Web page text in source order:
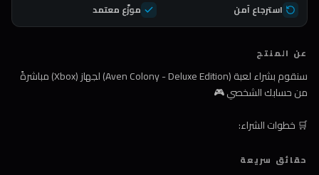
استرجاع آمن
موزّع معتمد
عن المنتج
سنقوم بشراء لعبة (Aven Colony - Deluxe Edition) لجهاز (Xbox) مباشرةً
من حسابك الشخصي 🎮
🛒 خطوات الشراء:
1️⃣ اضغط على زر الشراء
حقائق سريعة